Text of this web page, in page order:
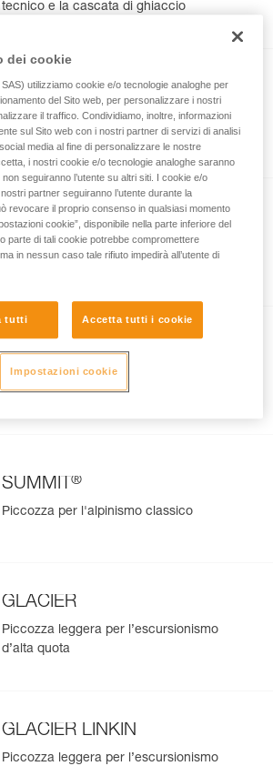
tecnico e la cascata di ghiaccio
GULLY
Piccozza ultraleggera per l’alpinismo
tecnico e lo sci estremo
SUM’TEC
Piccozza modulare per alpinismo tecnico
SUMMIT®EVO
Piccozza tecnica e performante per
l'alpinismo classico
SUMMIT ®
Piccozza per l'alpinismo classico
GLACIER
Piccozza leggera per l’escursionismo
d’alta quota
GLACIER LINKIN
Piccozza leggera per l’escursionismo
dei cookie
utilizziamo cookie e/o tecnologie analoghe per
del Sito web, per personalizzare i nostri
il traffico. Condividiamo, inoltre, informazioni
sul Sito web con i nostri partner di servizi di analisi
media al fine di personalizzare le nostre
i nostri cookie e/o tecnologie analoghe saranno
seguiranno l’utente su altri siti. I cookie e/o
partner seguiranno l’utente durante la
revocare il proprio consenso in qualsiasi momento
cookie”, disponibile nella parte inferiore del
parte di tali cookie potrebbe compromettere
in nessun caso tale rifiuto impedirà all’utente di
tutti Accetta tutti i cookie
Impostazioni cookie